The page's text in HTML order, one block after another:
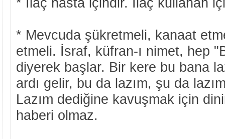
* Mevcuda şükretmeli, kanaat
etmeli. İsraf, küfran-ı nimet, hep
diyerek başlar. Bir kere bu bana
ardı gelir, bu da lazım, şu da
Lazım dediğine kavuşmak için
haberi olmaz.